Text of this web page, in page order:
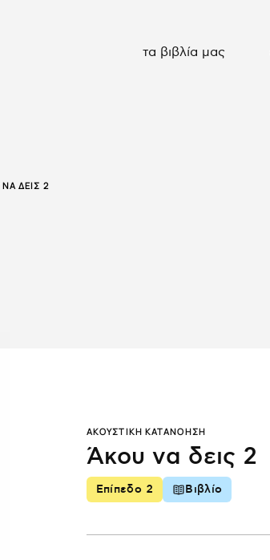
τα βιβλία μας
ΔΕΙΣ 2
Άκου να δεις 2
ΑΚΟΥΣΤΙΚΉ ΚΑΤΑΝΌΗΣΗ
Επίπεδο 2 Βιβλίο